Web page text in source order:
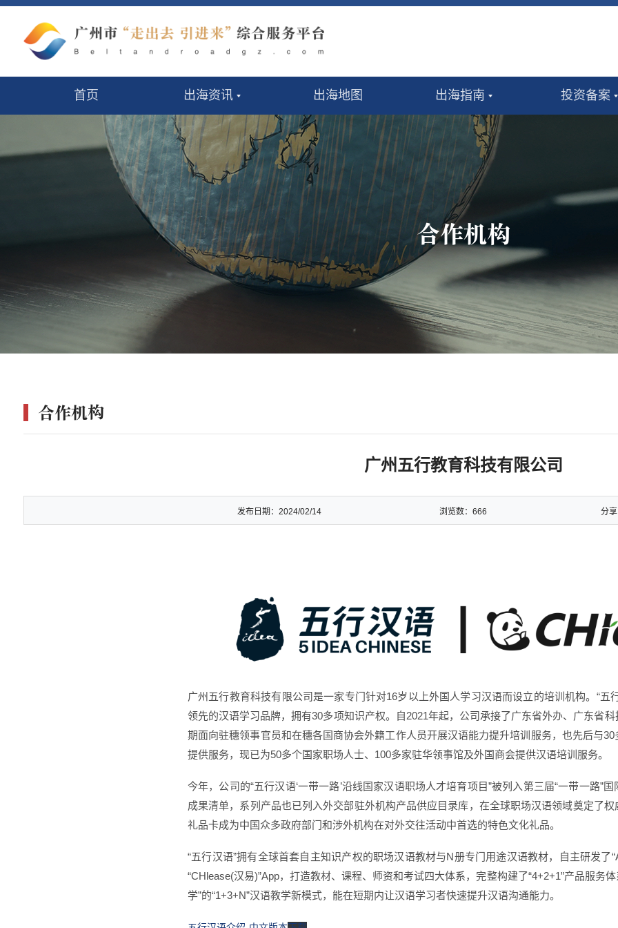
首页 出海资讯 出海地图 出海指南 投资备案
合作机构
合作机构
广州五行教育科技有限公司
发布日期：2024/02/14 浏览数：666 分
广州五行教育科技有限公司是一家专门针对16岁以上外国人学习汉语而设立的培训机构。“五
领先的汉语学习品牌，拥有30多项知识产权。自2021年起，公司承接了广东省外办、广东省
期面向驻穗领事官员和在穗各国商协会外籍工作人员开展汉语能力提升培训服务，也先后与
提供服务，现已为50多个国家职场人士、100多家驻华领事馆及外国商会提供汉语培训服务。
今年，公司的“五行汉语‘一带一路’沿线国家汉语职场人才培育项目”被列入第三届“一带一路”
成果清单，系列产品也已列入外交部驻外机构产品供应目录库，在全球职场汉语领域奠定了
礼品卡成为中国众多政府部门和涉外机构在对外交往活动中首选的特色文化礼品。
“五行汉语”拥有全球首套自主知识产权的职场汉语教材与N册专门用途汉语教材，自主研发了
“CHlease(汉易)”App，打造教材、课程、师资和考试四大体系，完整构建了“4+2+1”产品服务
学”的“1+3+N”汉语教学新模式，能在短期内让汉语学习者快速提升汉语沟通能力。